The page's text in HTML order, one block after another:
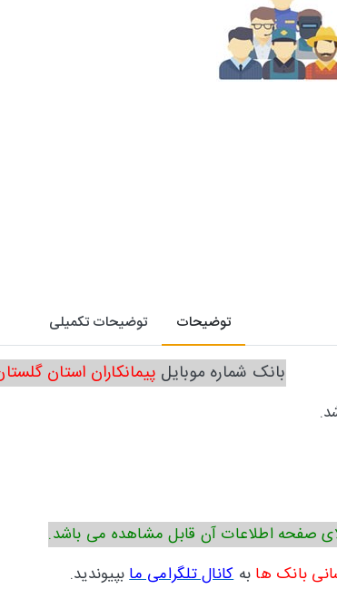
توضیحات توضیحات تکمیلی
بانک شماره موبایل پیمانکاران استان
صفحه اطلاعات آن قابل مشاهده می باشد.
بانک ها بهکانال تلگرامی مابپیوندید.